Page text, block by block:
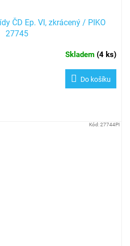
ČD Ep. VI, zkrácený / PIKO
27745
Skladem (4 ks)
Do košíku
Kód:27744PI